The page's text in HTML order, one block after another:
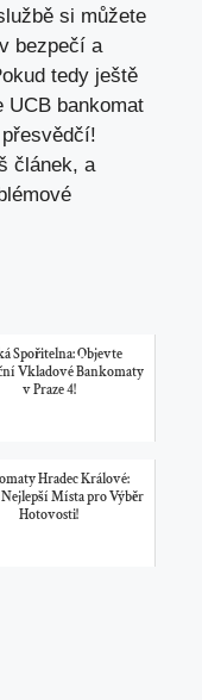
si můžete
bezpečí a
tedy ještě
UCB bankomat
článek, a
Spořitelna: Objevte
Vkladové Bankomaty
v Praze 4!
Hradec Králové:
Místa pro Výběr
Hotovosti!